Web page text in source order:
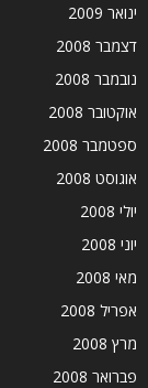
ינואר 2009
דצמבר 2008
נובמבר 2008
אוקטובר 2008
ספטמבר 2008
אוגוסט 2008
יולי 2008
יוני 2008
מאי 2008
אפריל 2008
מרץ 2008
פברואר 2008